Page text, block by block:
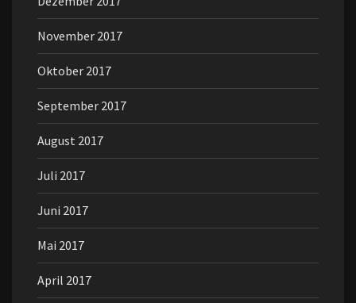
November 2017
Oktober 2017
September 2017
August 2017
Juli 2017
Juni 2017
Mai 2017
April 2017